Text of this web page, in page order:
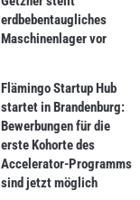
erdbebentaugliches
Maschinenlager vor
Flämingo Startup Hub
startet in Brandenburg:
Bewerbungen für die
erste Kohorte des
Accelerator-Programms
sind jetzt möglich